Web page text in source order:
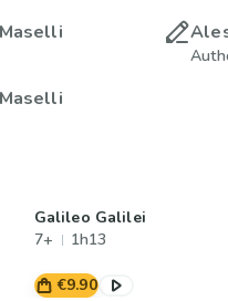
Galileo Galilei
7+
1h13
€9.90